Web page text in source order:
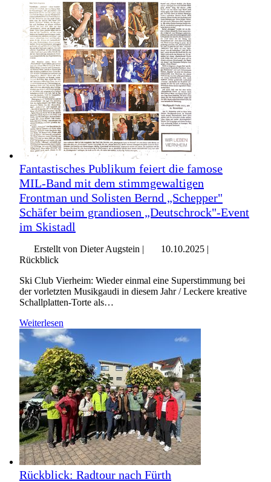
Fantastisches Publikum feiert die famose
MIL-Band mit dem stimmgewaltigen
Frontman und Solisten Bernd „Schepper"
Schäfer beim grandiosen „Deutschrock"-Event
im Skistadl
Erstellt von Dieter Augstein | 10.10.2025 |
Rückblick
Ski Club Vierheim: Wieder einmal eine Superstimmung bei
der vorletzten Musikgaudi in diesem Jahr / Leckere kreative
Schallplatten-Torte als…
Weiterlesen
Rückblick: Radtour nach Fürth